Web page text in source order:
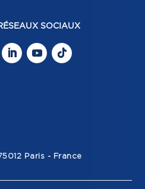
SOCIAUX
Paris - France